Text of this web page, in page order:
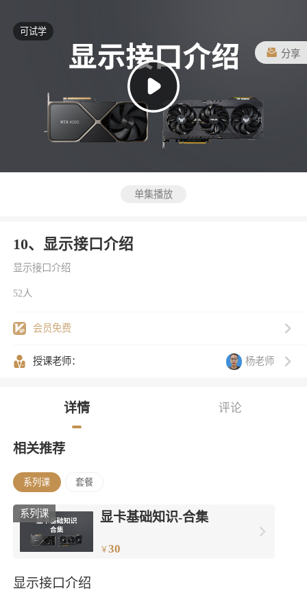
可试学
分享
单集播放
10、显示接口介绍
显示接口介绍
52人
会员免费
授课老师： 杨老师
详情 评论
相关推荐
系列课 套餐
系列课 显卡基础知识-合集
￥30
显示接口介绍